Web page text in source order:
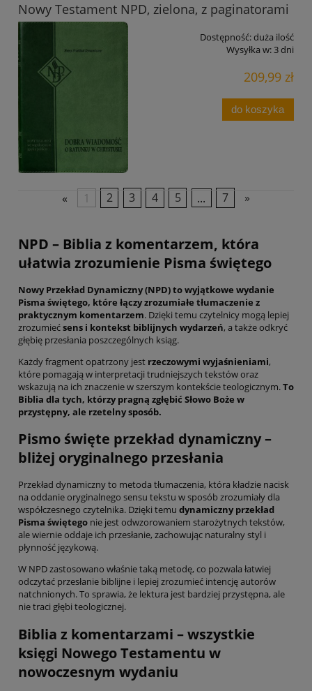
Nowy Testament NPD, zielona, z paginatorami
Dostępność:duża ilość
Wysyłka w:3 dni
209,99 zł
do koszyka
« 1 2 3 4 5 ... 7 »
NPD – Biblia z komentarzem, która
ułatwia zrozumienie Pisma świętego
Nowy Przekład Dynamiczny (NPD) to wyjątkowe wydanie
Pisma świętego, które łączy zrozumiałe tłumaczenie z
praktycznym komentarzem. Dzięki temu czytelnicy mogą lepiej
zrozumiećsens i kontekst biblijnych wydarzeń, a także odkryć
głębię przesłania poszczególnych ksiąg.
Każdy fragment opatrzony jest rzeczowymi wyjaśnieniami,
które pomagają w interpretacji trudniejszych tekstów oraz
wskazują na ich znaczenie w szerszym kontekście teologicznym.To
Biblia dla tych, którzy pragną zgłębić Słowo Boże w
przystępny, ale rzetelny sposób.
Pismo święte przekład dynamiczny –
bliżej oryginalnego przesłania
Przekład dynamiczny to metoda tłumaczenia, która kładzie nacisk
na oddanie oryginalnego sensu tekstu w sposób zrozumiały dla
współczesnego czytelnika. Dzięki temu dynamiczny przekład
Pisma świętego nie jest odwzorowaniem starożytnych tekstów,
ale wiernie oddaje ich przesłanie, zachowując naturalny styl i
płynność językową.
W NPD zastosowano właśnie taką metodę, co pozwala łatwiej
odczytać przesłanie biblijne i lepiej zrozumieć intencję autorów
natchnionych. To sprawia, że lektura jest bardziej przystępna, ale
nie traci głębi teologicznej.
Biblia z komentarzami – wszystkie
księgi Nowego Testamentu w
nowoczesnym wydaniu